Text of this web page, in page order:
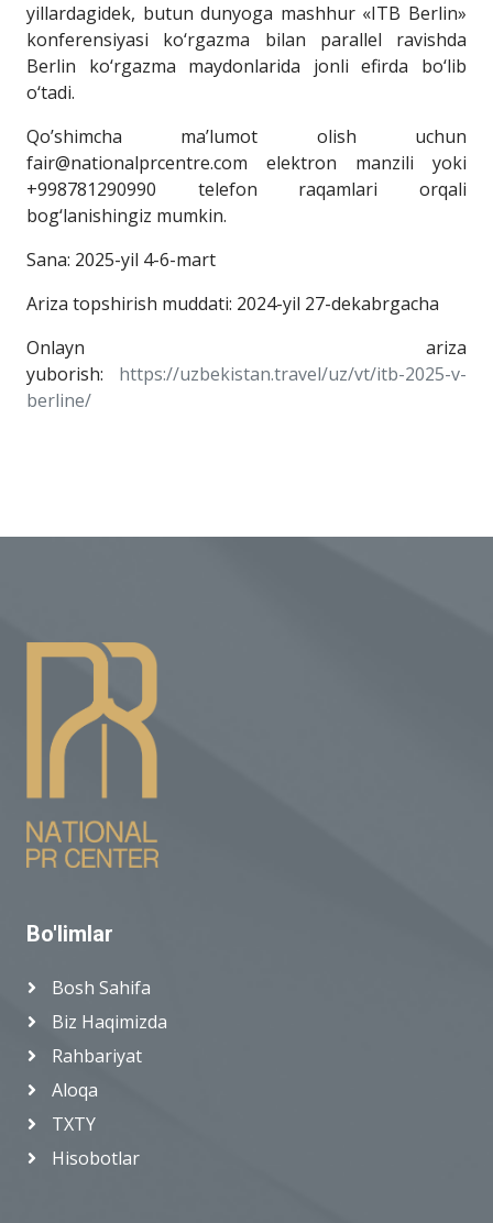
yillardagidek, butun dunyoga mashhur «ITB Berlin»
konferensiyasi ko‘rgazma bilan parallel ravishda
Berlin ko‘rgazma maydonlarida jonli efirda bo‘lib
o‘tadi.
Qo’shimcha ma’lumot olish uchun
fair@nationalprcentre.com elektron manzili yoki
+998781290990 telefon raqamlari orqali
bog‘lanishingiz mumkin.
Sana: 2025-yil 4-6-mart
Ariza topshirish muddati: 2024-yil 27-dekabrgacha
Onlayn ariza
yuborish: https://uzbekistan.travel/uz/vt/itb-2025-v-
berline/
Bo'limlar
Bosh Sahifa
Biz Haqimizda
Rahbariyat
Aloqa
TXTY
Hisobotlar